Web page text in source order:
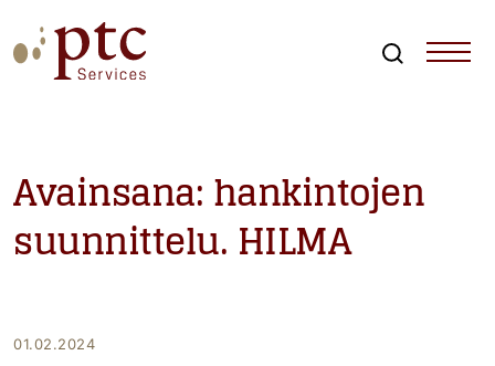
to
content
Avainsana:hankintojen
suunnittelu. HILMA
01.02.2024